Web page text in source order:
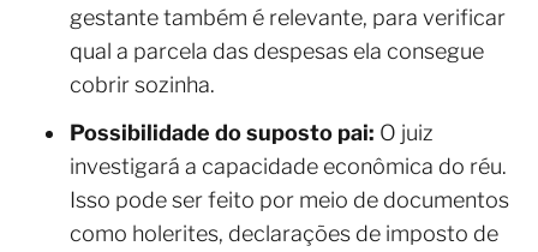
gestante também é relevante, para verificar
qual a parcela das despesas ela consegue
cobrir sozinha.
Possibilidade do suposto pai: O juiz
investigará a capacidade econômica do réu.
Isso pode ser feito por meio de documentos
como holerites, declarações de imposto de